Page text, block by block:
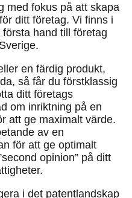
med fokus på att skapa
ditt företag. Vi finns i
hand till företag
en färdig produkt,
så får du förstklassig
ditt företags
om inriktning på en
att ge maximalt värde.
av en
för att ge optimalt
opinion” på ditt
i det patentlandskap